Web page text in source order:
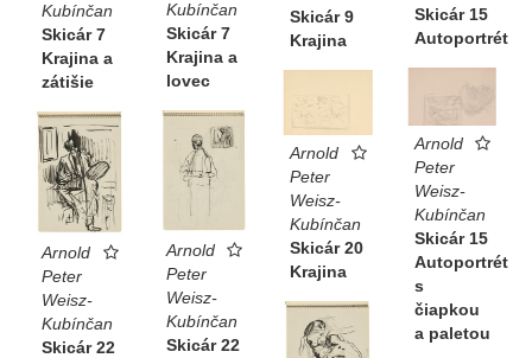
Kubínčan
Skicár 7
Krajina a
zátišie
Kubínčan
Skicár 7
Krajina a
lovec
Skicár 9
Krajina
Skicár 15
Autoportrét
Arnold
Peter
Weisz-
Kubínčan
Skicár 15
Autoportrét
s
čiapkou
a paletou
Arnold
Peter
Weisz-
Kubínčan
Skicár 20
Krajina
Arnold
Peter
Weisz-
Kubínčan
Skicár 22
Arnold
Peter
Weisz-
Kubínčan
Skicár 22